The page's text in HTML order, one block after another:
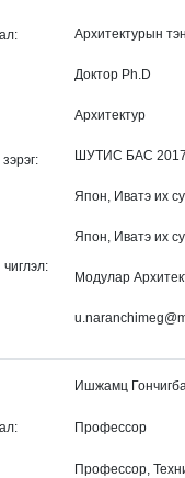
Архитектурын
Доктор Ph.D
Архитектур
ШУТИС БАС 2017
Япон, Иватэ их
Япон, Иватэ их
Модулар
Ишжамц
Профессор
Профессор,